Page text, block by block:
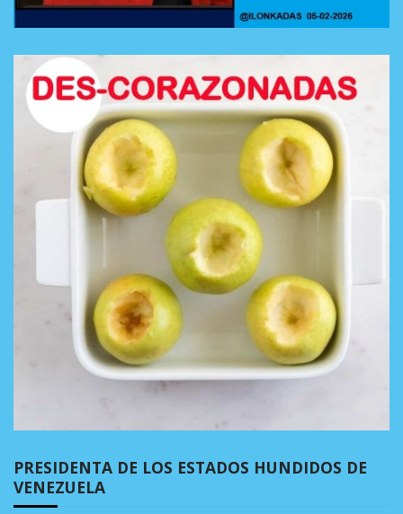
PRESIDENTA DE LOS ESTADOS HUNDIDOS DE
VENEZUELA